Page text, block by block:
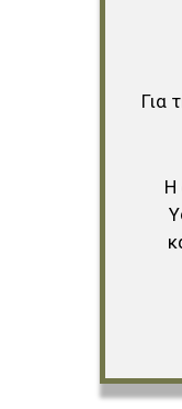
Προσθήκη για
Για
Η